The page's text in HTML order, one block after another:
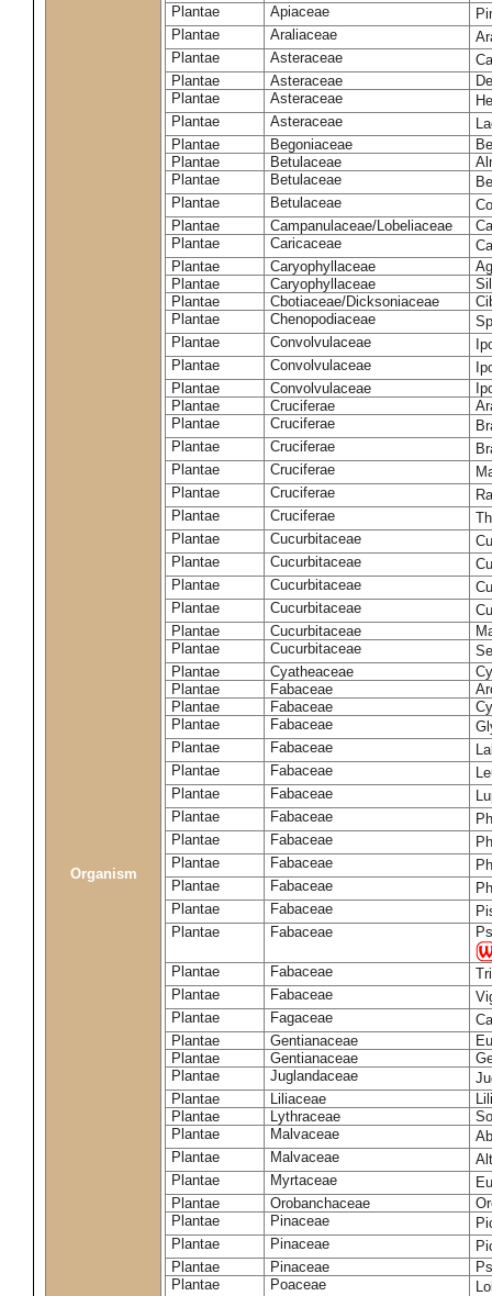
Organism
Plantae
Apiaceae
Plantae
Araliaceae
Plantae
Asteraceae
Plantae
Asteraceae
Plantae
Asteraceae
Plantae
Asteraceae
Plantae
Begoniaceae
Plantae
Betulaceae
Plantae
Betulaceae
Plantae
Betulaceae
Plantae
Campanulaceae/Lobeliaceae
Plantae
Caricaceae
Plantae
Caryophyllaceae
Plantae
Caryophyllaceae
Plantae
Cbotiaceae/Dicksoniaceae
Plantae
Chenopodiaceae
Plantae
Convolvulaceae
Plantae
Convolvulaceae
Plantae
Convolvulaceae
Plantae
Cruciferae
Plantae
Cruciferae
Plantae
Cruciferae
Plantae
Cruciferae
Plantae
Cruciferae
Plantae
Cruciferae
Plantae
Cucurbitaceae
Plantae
Cucurbitaceae
Plantae
Cucurbitaceae
Plantae
Cucurbitaceae
Plantae
Cucurbitaceae
Plantae
Cucurbitaceae
Plantae
Cyatheaceae
Plantae
Fabaceae
Plantae
Fabaceae
Plantae
Fabaceae
Plantae
Fabaceae
Plantae
Fabaceae
Plantae
Fabaceae
Plantae
Fabaceae
Plantae
Fabaceae
Plantae
Fabaceae
Plantae
Fabaceae
Plantae
Fabaceae
Plantae
Fabaceae
Plantae Fabaceae
Plantae
Fabaceae
Plantae
Fagaceae
Plantae
Gentianaceae
Plantae
Gentianaceae
Plantae
Juglandaceae
Plantae
Liliaceae
Plantae
Lythraceae
Plantae
Malvaceae
Plantae
Malvaceae
Plantae
Myrtaceae
Plantae
Orobanchaceae
Plantae
Pinaceae
Plantae
Pinaceae
Plantae
Pinaceae
Plantae
Poaceae